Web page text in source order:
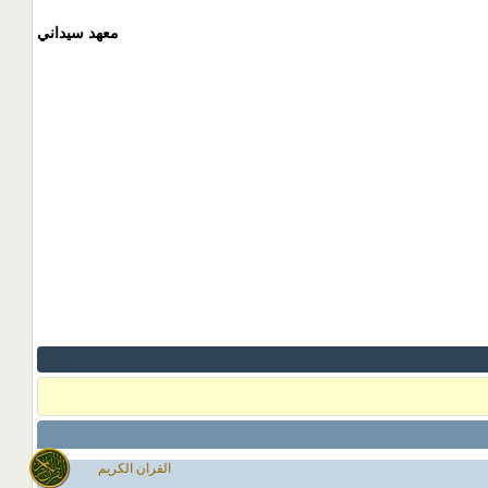
القران الكريم
معهد سيداني